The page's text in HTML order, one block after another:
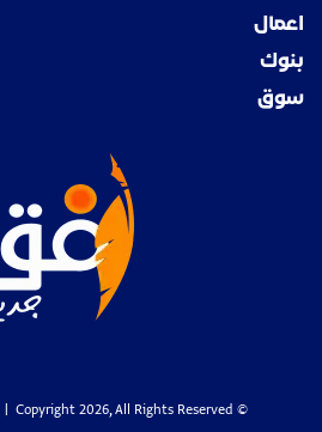
اعمال
بنوك
سوق
© Copyright 2026, All Rights Reserved |